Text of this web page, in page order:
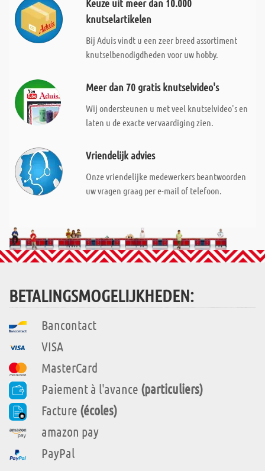
Keuze uit meer dan 10.000
knutselartikelen
Bij Aduis vindt u een zeer breed assortiment
knutselbenodigdheden voor uw hobby.
Meer dan 70 gratis knutselvideo's
Wij ondersteunen u met veel knutselvideo's en
laten u de exacte vervaardiging zien.
Vriendelijk advies
Onze vriendelijke medewerkers beantwoorden
uw vragen graag per e-mail of telefoon.
BETALINGSMOGELIJKHEDEN:
Bancontact
VISA
MasterCard
Paiement à l'avance (particuliers)
Facture (écoles)
amazon pay
PayPal